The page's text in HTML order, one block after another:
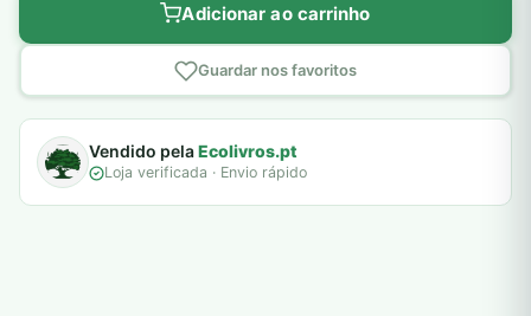
Adicionar ao carrinho
Guardar nos favoritos
Vendido pelaEcolivros.pt
Loja verificada · Envio rápido